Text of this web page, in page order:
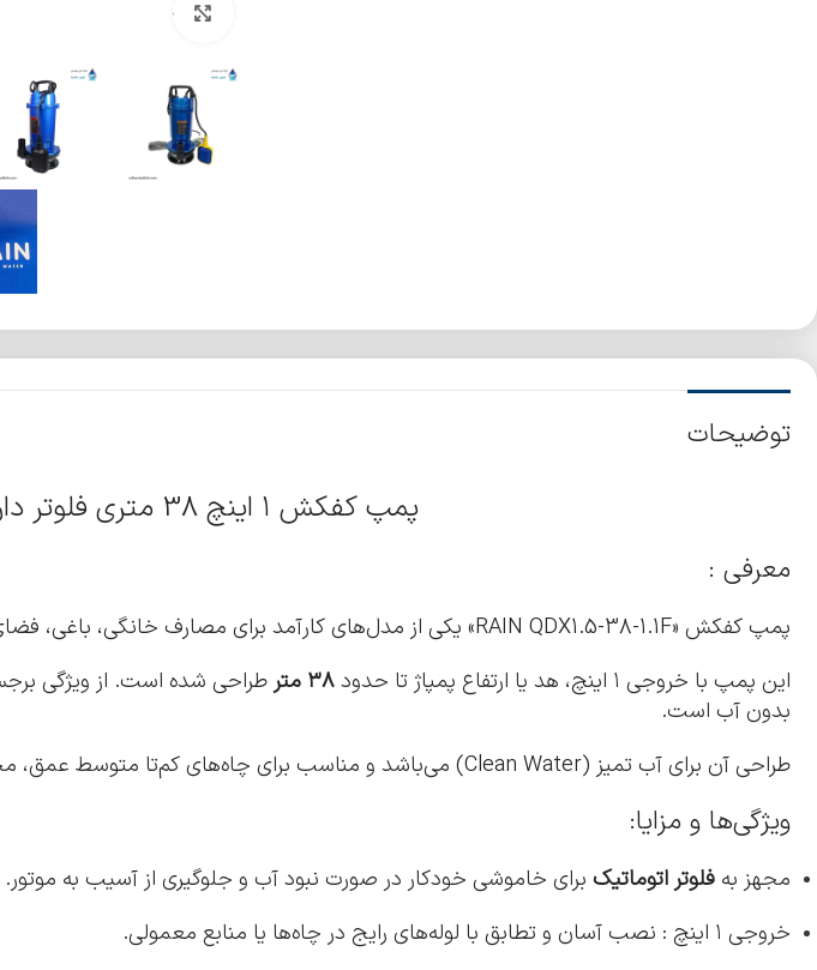
بزرگنمایی تصویر
توضیحات
پمپ کفکش ۱ اینچ 38 متری فلوتر دار
معرفی :
پمپ کفکش «RAIN QDX1.5-38-1.1F» یکی از مدل‌های کارآمد برای مصارف خانگی، باغی، فضای سبز و چاه‌های نسبتاً عمیق است.
این پمپ با خروجی ۱ اینچ، هد یا ارتفاع پمپاژ تا حدود
۳۸ متر
طراحی شده است. از ویژگی
بدون آب است.
طراحی آن برای آب تمیز (Clean Water) می‌باشد و مناسب برای چاه‌های کم‌تا متوسط عمق، مخازن ذخیره، استخرها و سیستم‌های آبیاری می‌باشد.
ویژگی‌ها و مزایا:
مجهز به فلوتر اتوماتیک برای خاموشی خودکار در صورت نبود آب و جلوگیری از آسیب به موتور.
خروجی ۱ اینچ : نصب آسان و تطابق با لوله‌های رایج در چاه‌ها یا منابع معمولی.